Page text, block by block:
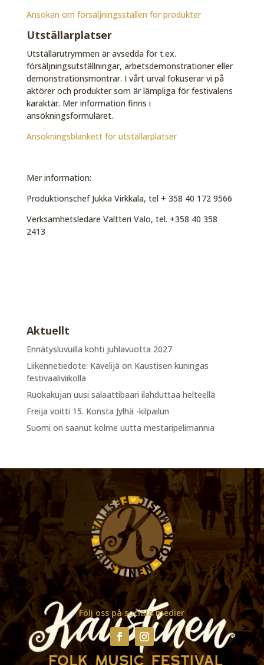
Ansökan om försäljningsställen för produkter
Utställarplatser
Utställarutrymmen är avsedda för t.ex.
försäljningsutställningar, arbetsdemonstrationer eller
demonstrationsmontrar. I vårt urval fokuserar vi på
aktörer och produkter som är lämpliga för festivalens
karaktär. Mer information finns i
ansökningsformuläret.
Ansökningsblankett för utställarplatser
Mer information:
Produktionschef Jukka Virkkala, tel + 358 40 172 9566
Verksamhetsledare Valtteri Valo, tel. +358 40 358
2413
Aktuellt
Ennätysluvuilla kohti juhlavuotta 2027
Liikennetiedote: Kävelijä on Kaustisen kuningas
festivaaliviikolla
Ruokakujan uusi salaattibaari ilahduttaa helteellä
Freija voitti 15. Konsta Jylhä -kilpailun
Suomi on saanut kolme uutta mestaripelimannia
Följ oss på sociala medier